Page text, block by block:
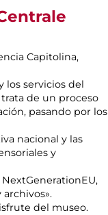
Capitolina,
los servicios del
de un proceso
pasando por los
nacional y las
y
del museo.